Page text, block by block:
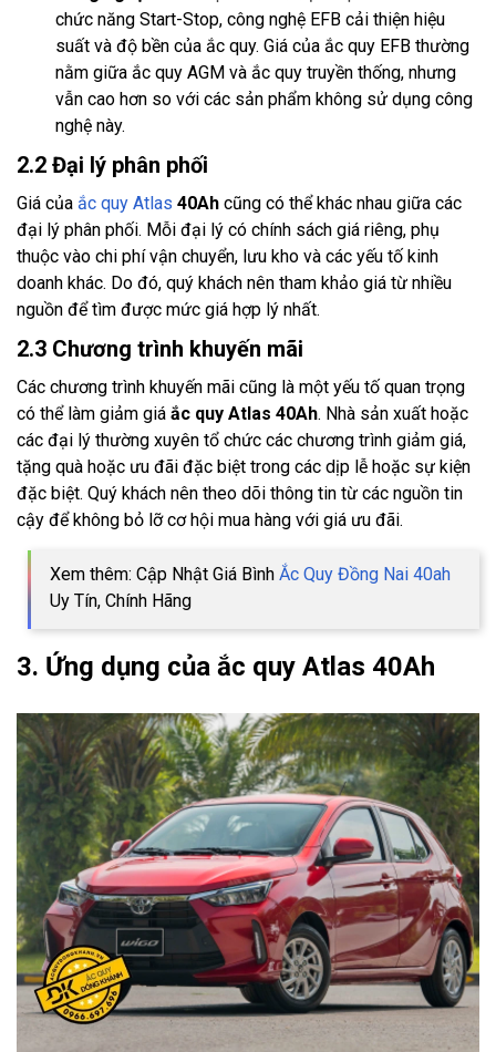
chức năng Start-Stop, công nghệ EFB cải thiện hiệu
suất và độ bền của ắc quy. Giá của ắc quy EFB thường
nằm giữa ắc quy AGM và ắc quy truyền thống, nhưng
vẫn cao hơn so với các sản phẩm không sử dụng công
nghệ này.
2.2 Đại lý phân phối
Giá của ắc quy Atlas 40Ah cũng có thể khác nhau giữa các
đại lý phân phối. Mỗi đại lý có chính sách giá riêng, phụ
thuộc vào chi phí vận chuyển, lưu kho và các yếu tố kinh
doanh khác. Do đó, quý khách nên tham khảo giá từ nhiều
nguồn để tìm được mức giá hợp lý nhất.
2.3 Chương trình khuyến mãi
Các chương trình khuyến mãi cũng là một yếu tố quan trọng
có thể làm giảm giá ắc quy Atlas 40Ah. Nhà sản xuất hoặc
các đại lý thường xuyên tổ chức các chương trình giảm giá,
tặng quà hoặc ưu đãi đặc biệt trong các dịp lễ hoặc sự kiện
đặc biệt. Quý khách nên theo dõi thông tin từ các nguồn tin
cậy để không bỏ lỡ cơ hội mua hàng với giá ưu đãi.
Xem thêm: Cập Nhật Giá Bình Ắc Quy Đồng Nai 40ah
Uy Tín, Chính Hãng
3. Ứng dụng của ắc quy Atlas 40Ah